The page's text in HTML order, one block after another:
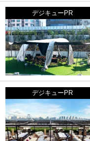
デジキューPR
デジキューPR